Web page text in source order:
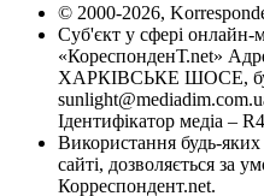
© 2000-2026,
Суб'єкт у сфері онлайн-
«КореспонденТ.net»
ХАРКІВСЬКЕ ШОСЕ,
Ідентифікатор медіа –
Використання будь-яких
сайті, дозволяється за
Корреспондент.net.